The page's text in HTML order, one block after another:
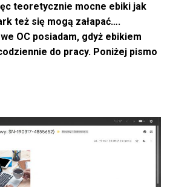
teoretycznie mocne ebiki jak
też się mogą załapać….
OC posiadam, gdyż ebikiem
do pracy. Poniżej pismo